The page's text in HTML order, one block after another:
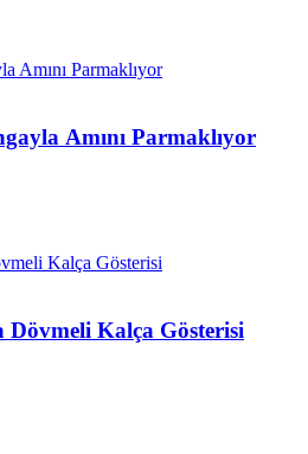
Amını Parmaklıyor
Kalça Gösterisi